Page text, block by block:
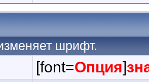
шрифт.
[font=Опция]